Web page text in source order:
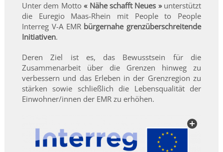
Unter dem Motto« Nähe schafft Neues »unterstützt
die Euregio Maas-Rhein mit People to People
Interreg V-A EMR bürgernahe grenzüberschreitende
Initiativen.
Deren Ziel ist es, das Bewusstsein für die
Zusammenarbeit über die Grenzen hinweg zu
verbessern und das Erleben in der Grenzregion zu
stärken sowie schließlich die Lebensqualität der
Einwohner/innen der EMR zu erhöhen.